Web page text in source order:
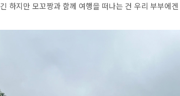
하지만 모꼬짱과 함께 여행을 떠나는 건 우리 부부에